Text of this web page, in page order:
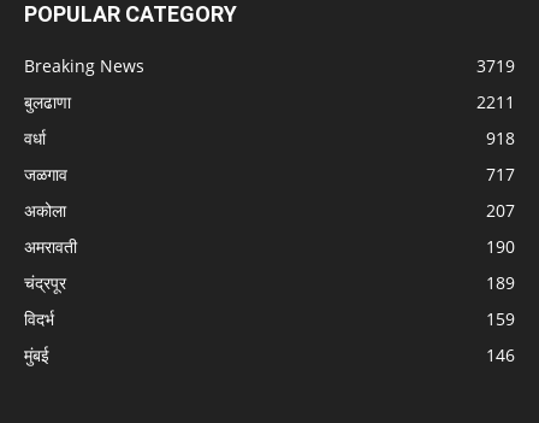
POPULAR CATEGORY
Breaking News
3719
बुलढाणा
2211
वर्धा
918
जळगाव
717
अकोला
207
अमरावती
190
चंद्रपूर
189
विदर्भ
159
मुंबई
146